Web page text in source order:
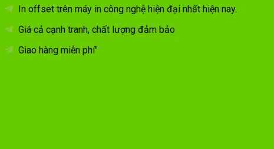
In offset trên máy in công nghệ hiện đại nhất hiện nay.
Giá cả cạnh tranh, chất lượng đảm bảo
Giao hàng miễn phí"